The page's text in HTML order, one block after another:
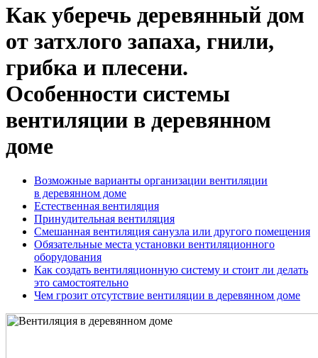
Как уберечь деревянный дом
от затхлого запаха, гнили,
грибка и плесени.
Особенности системы
вентиляции в деревянном
доме
Возможные варианты организации вентиляции
в деревянном доме
Естественная вентиляция
Принудительная вентиляция
Смешанная вентиляция санузла или другого помещения
Обязательные места установки вентиляционного
оборудования
Как создать вентиляционную систему и стоит ли делать
это самостоятельно
Чем грозит отсутствие вентиляции в деревянном доме